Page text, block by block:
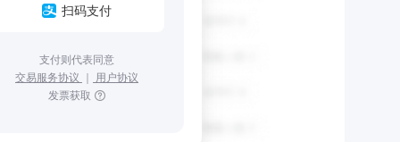
扫码支付
支付则代表同意
交易服务协议 ｜ 用户协议
发票获取